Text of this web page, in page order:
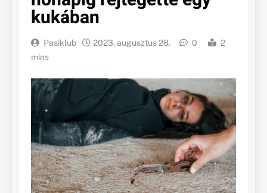
kukában
Pasiklub 2023. augusztus 28. 0
2
mins